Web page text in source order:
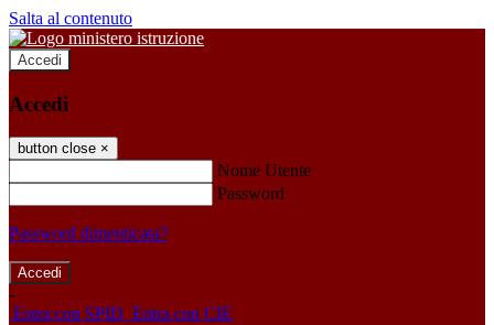
Salta al contenuto
Accedi
Accedi
button close ×
Nome Utente
Password
Password dimenticata?
-
Entra con SPID Entra con CIE